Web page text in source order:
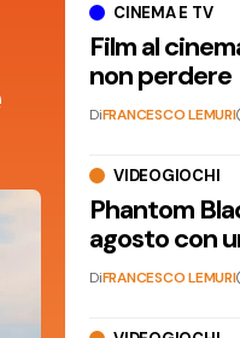
CINEMA E TV
Film al
non perdere
DiFRANCESCO LEMURI
VIDEOGIOCHI
Phantom
agosto con
DiFRANCESCO LEMURI